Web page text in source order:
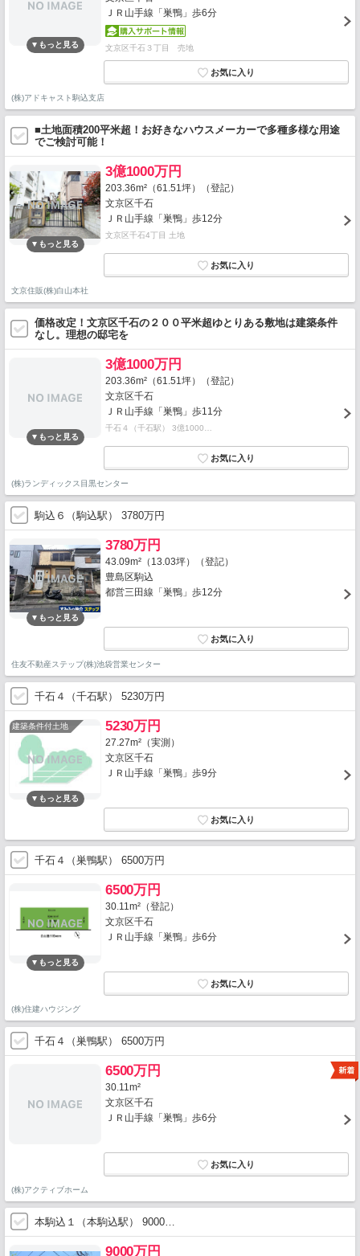
ＪＲ山手線「巣鴨」歩6分
文京区千石３丁目 売地
(株)アドキャスト駒込支店
■土地面積200平米超！お好きなハウスメーカーで多種多様な用途
でご検討可能！
3億1000万円
203.36m²（61.51坪）（登記）
文京区千石
ＪＲ山手線「巣鴨」歩12分
文京区千石4丁目 土地
文京住販(株)白山本社
価格改定！文京区千石の２００平米超ゆとりある敷地は建築条件
なし。理想の邸宅を
3億1000万円
203.36m²（61.51坪）（登記）
文京区千石
ＪＲ山手線「巣鴨」歩11分
千石４（千石駅） 3億1000…
(株)ランディックス目黒センター
駒込６（駒込駅） 3780万円
3780万円
43.09m²（13.03坪）（登記）
豊島区駒込
都営三田線「巣鴨」歩12分
住友不動産ステップ(株)池袋営業センター
千石４（千石駅） 5230万円
建築条件付土地 5230万円
27.27m²（実測）
文京区千石
ＪＲ山手線「巣鴨」歩9分
千石４（巣鴨駅） 6500万円
6500万円
30.11m²（登記）
文京区千石
ＪＲ山手線「巣鴨」歩6分
(株)住建ハウジング
千石４（巣鴨駅） 6500万円
6500万円
30.11m²
文京区千石
ＪＲ山手線「巣鴨」歩6分
(株)アクティブホーム
本駒込１（本駒込駅） 9000…
9000万円